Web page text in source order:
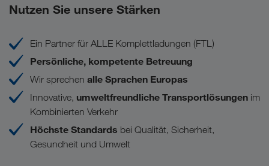
Nutzen Sie unsere Stärken
Ein Partner für ALLE Komplettladungen (FTL)
Persönliche, kompetente Betreuung
Wir sprechen alle Sprachen Europas
Innovative, umweltfreundliche Transportlösungen im
Kombinierten Verkehr
Höchste Standards bei Qualität, Sicherheit,
Gesundheit und Umwelt